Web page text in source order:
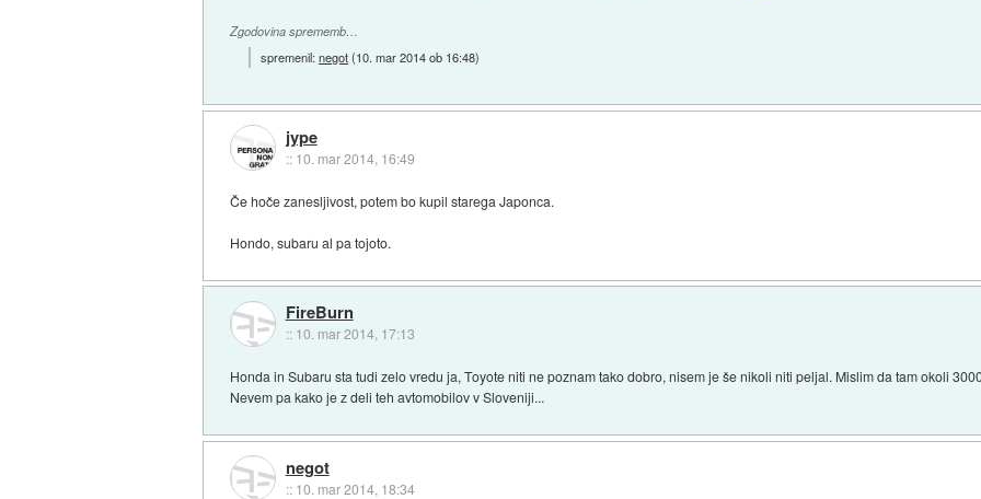
Zgodovina sprememb…
spremenil:negot(10. mar 2014 ob 16:48)
jype
:: 10. mar 2014, 16:49
Če hoče zanesljivost, potem bo kupil starega Japonca.
Hondo, subaru al pa tojoto.
FireBurn
:: 10. mar 2014, 17:13
Honda in Subaru sta tudi zelo vredu ja, Toyote niti ne poznam tako dobro, nisem je še nikoli niti peljal. Mislim da tam okoli
Nevem pa kako je z deli teh avtomobilov v Sloveniji...
negot
:: 10. mar 2014, 18:34